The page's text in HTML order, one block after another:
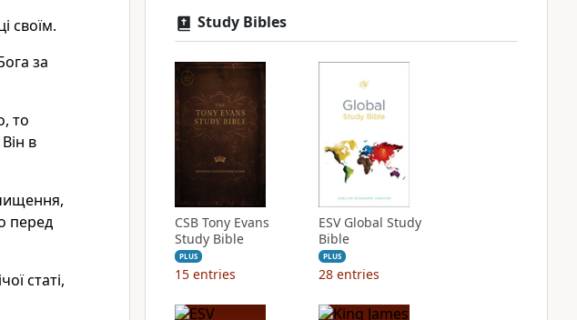
своїм.
за
то
в
перед
статі,
Study Bibles
CSB Tony Evans
Study Bible
PLUS
15 entries
ESV Global Study
Bible
PLUS
28 entries